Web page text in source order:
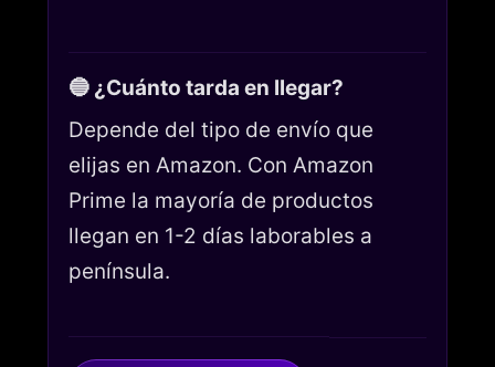
🔵 ¿Cuánto tarda en llegar?
Depende del tipo de envío que
elijas en Amazon. Con Amazon
Prime la mayoría de productos
llegan en 1-2 días laborables a
península.